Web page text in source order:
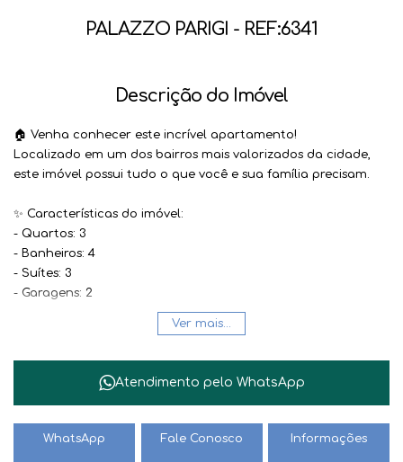
PALAZZO PARIGI - REF:6341
Descrição do Imóvel
🏠 Venha conhecer este incrível apartamento!
Localizado em um dos bairros mais valorizados da cidade,
este imóvel possui tudo o que você e sua família precisam.
✨ Características do imóvel:
- Quartos: 3
- Banheiros: 4
- Suítes: 3
- Garagens: 2
🌿 Além disso, o condomínio oferece uma área de lazer
completa, com piscina, churrasqueira, academia e muito
Ver mais...
Atendimento pelo WhatsApp
WhatsApp Fale Conosco Informações